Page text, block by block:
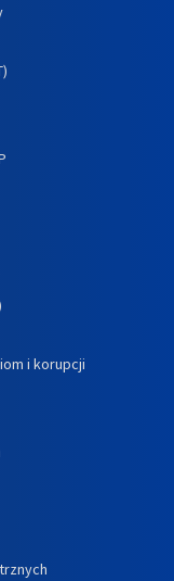
i korupcji